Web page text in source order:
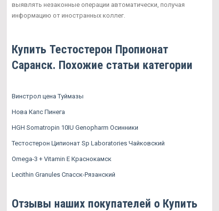
выявлять незаконные операции автоматически, получая
информацию от иностранных коллег.
Купить Тестостерон Пропионат
Саранск. Похожие статьи категории
Винстрол цена Туймазы
Нова Капс Пинега
HGH Somatropin 10IU Genopharm Осинники
Тестостерон Ципионат Sp Laboratories Чайковский
Omega-3 + Vitamin E Краснокамск
Lecithin Granules Спасск-Рязанский
Отзывы наших покупателей о Купить